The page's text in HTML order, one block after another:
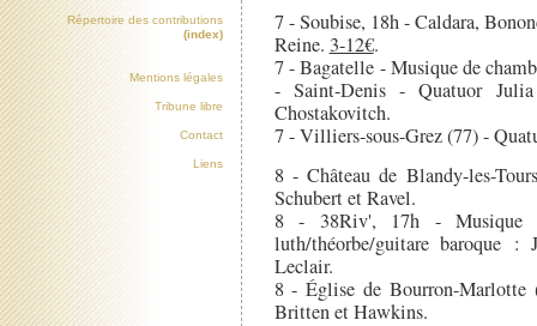
7 - Soubise, 18h - Caldara,
Reine. 3-12€.
7 - Bagatelle - Musique de
- Saint-Denis - Quatuor Julia
Chostakovitch.
7 - Villiers-sous-Grez (77) -
8 - Château de Blandy-les-
Schubert et Ravel.
8 - 38Riv', 17h - Musique
luth/théorbe/guitare baroque
Leclair.
8 - Église de Bourron-Marlotte
Britten et Hawkins.
Répertoire des contributions
(index)
Mentions légales
Tribune libre
Contact
Liens